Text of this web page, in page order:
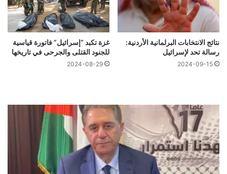
نتائج الانتخابات البرلمانية الأردنية:
رسالة تحد لإسرائيل
2024-09-15
غزة تكبد “إسرائيل” فاتورة قياسية
للجنود القتلى والجرحى في تاريخها
2024-08-29